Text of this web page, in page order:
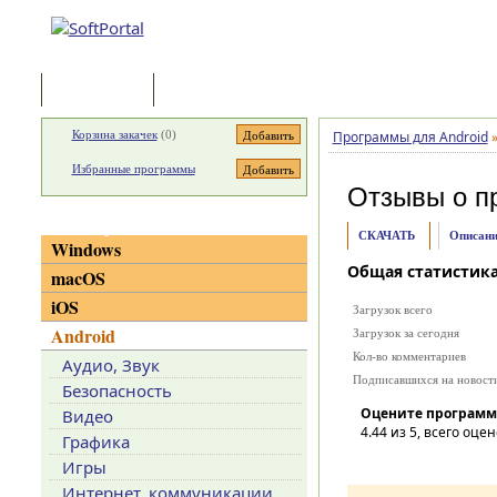
Программы для Android »
Отзывы о
СКАЧАТЬ
Общая
Загрузок всего
Загрузок за сегодня
Кол-во комментариев
Подписавшихся на
Оцените
4.44из 5, всего
Корзина закачек(0)
Избранные программы
Windows
macOS
iOS
Android
Аудио, Звук
Безопасность
Видео
Графика
Игры
Интернет, коммуникации